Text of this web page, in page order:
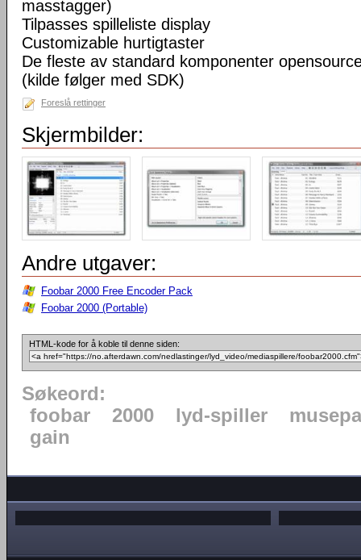
masstagger)
Tilpasses spilleliste display
Customizable hurtigtaster
De fleste av standard komponenter
(kilde følger med SDK)
Foreslå rettinger
Skjermbilder:
Andre utgaver:
Foobar 2000 Free Encoder Pack
Foobar 2000 (Portable)
HTML-kode for å koble til denne siden:
Søkeord:
foobar
2000 lyd-spiller
gain